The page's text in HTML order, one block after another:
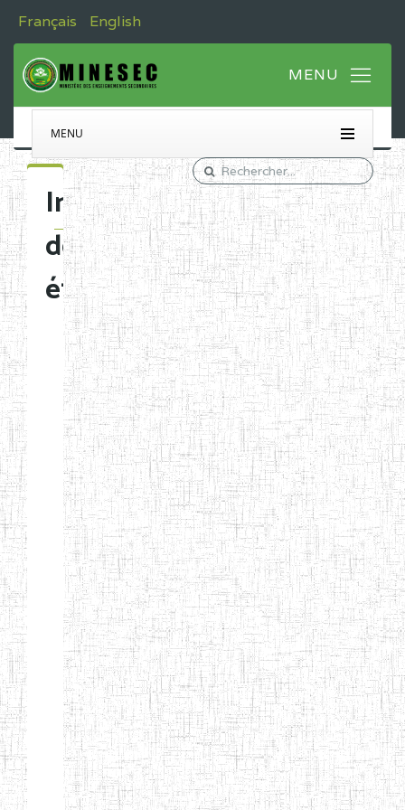
Français English
MENU
Immatriculation
des
établissements
Etablissements
d'enseignement
normal
ENI
Chercher:
Effacer les filtres
Denomination
Type